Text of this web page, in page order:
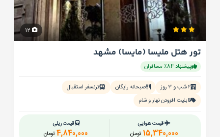
تور هتل ملیسا (مایسا) مشهد
پیشنهاد 84٪ مسافران
۲ شب و ۳ روز صبحانه رایگان
ترنسفر استقبال
قابلیت افزودن نهار و شام
قیمت هوایی
تومان 15,340,000
قیمت ریلی
تومان 4,840,000